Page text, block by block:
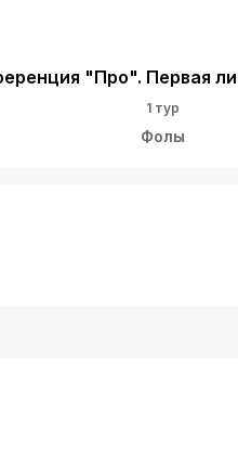
"Про". Первая
1 тур
Фолы